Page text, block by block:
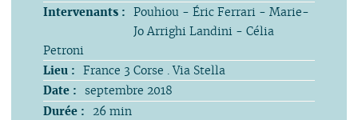
Intervenants : Pouhiou - Éric Ferrari - Marie-
Jo Arrighi Landini - Célia
Petroni
Lieu : France 3 Corse . Via Stella
Date : septembre 2018
Durée :
26 min